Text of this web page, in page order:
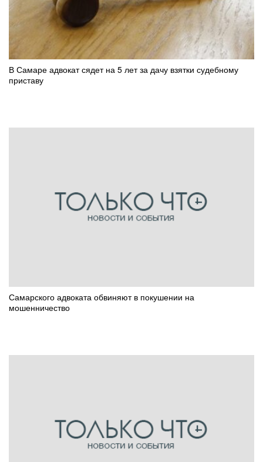
В Самаре адвокат сядет на 5 лет за дачу взятки судебному
приставу
Самарского адвоката обвиняют в покушении на
мошенничество